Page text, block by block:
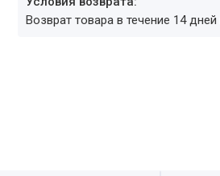
возврат товара в течение 14 дней